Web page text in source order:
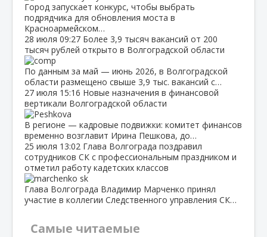
Город запускает конкурс, чтобы выбрать
подрядчика для обновления моста в
Красноармейском…
28 июля 09:27 Более 3,9 тысяч вакансий от 200
тысяч рублей открыто в Волгоградской области
По данным за май — июнь 2026, в Волгоградской
области размещено свыше 3,9 тыс. вакансий с…
27 июля 15:16 Новые назначения в финансовой
вертикали Волгоградской области
В регионе — кадровые подвижки: комитет финансов
временно возглавит Ирина Пешкова, до…
25 июля 13:02 Глава Волгограда поздравил
сотрудников СК с профессиональным праздником и
отметил работу кадетских классов
Глава Волгограда Владимир Марченко принял
участие в коллегии Следственного управления СК…
Самые читаемые